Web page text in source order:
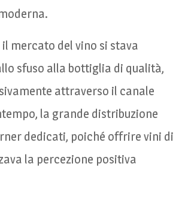
mercato del vino si stava
sfuso alla bottiglia di qualità,
attraverso il canale
la grande distribuzione
dedicati, poiché offrire vini di
la percezione positiva